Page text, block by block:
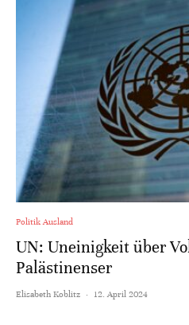
Politik Ausland
UN: Uneinigkeit über
Palästinenser
Elisabeth Koblitz · 12. April 2024